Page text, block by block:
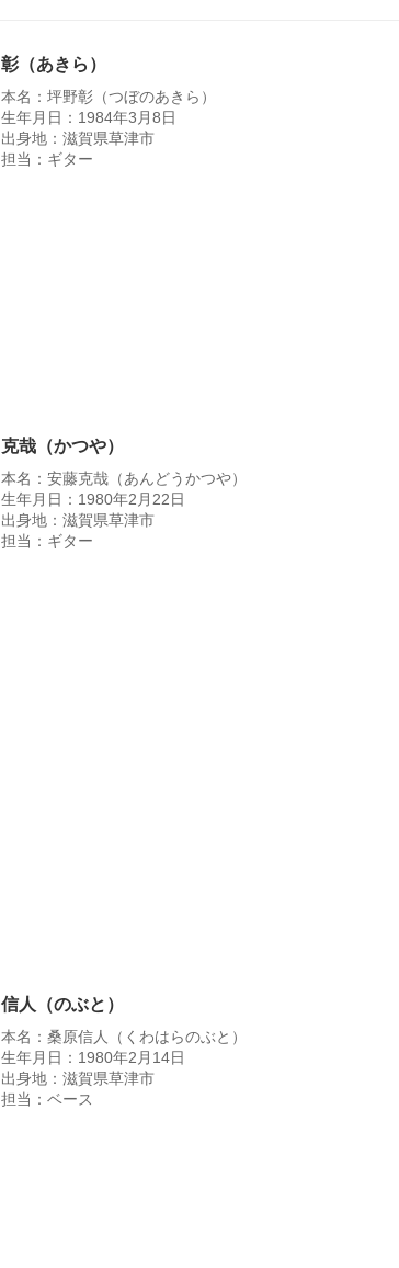
彰（あきら）
本名：坪野彰（つぼのあきら）
生年月日：1984年3月8日
出身地：滋賀県草津市
担当：ギター
克哉（かつや）
本名：安藤克哉（あんどうかつや）
生年月日：1980年2月22日
出身地：滋賀県草津市
担当：ギター
信人（のぶと）
本名：桑原信人（くわはらのぶと）
生年月日：1980年2月14日
出身地：滋賀県草津市
担当：ベース